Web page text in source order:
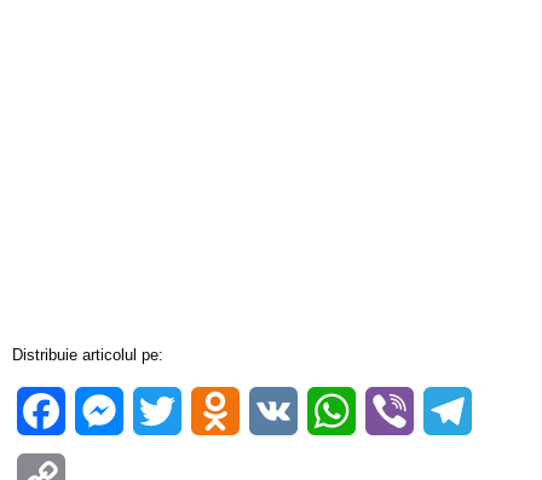
Distribuie articolul pe:
FacebookMessenger
Twitter Odnoklassniki
VK WhatsApp
Viber